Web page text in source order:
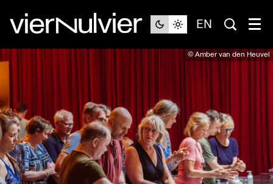
EN
© Amber van den Heuvel